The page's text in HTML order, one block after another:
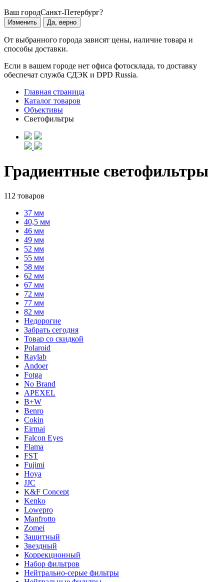
Ваш городСанкт-Петербург?
Изменить Да, верно
От выбранного города зависят цены, наличие товара и
способы доставки.
Если в вашем городе нет офиса фотосклада, то доставку
обеспечат служба СДЭК и DPD Russia.
Главная страница
Каталог товаров
Объективы
Светофильтры
Градиентные светофильтры
112 товаров
37 мм
40,5 мм
46 мм
49 мм
52 мм
55 мм
58 мм
62 мм
67 мм
72 мм
77 мм
82 мм
Недорогие
Забрать сегодня
Товар со скидкой
Polaroid
Raylab
Andoer
Fotga
No Brand
APEXEL
B+W
Benro
Cokin
Eirmai
Falcon Eyes
Flama
FST
Fujimi
Hoya
JJC
K&F Concept
Kenko
Lowepro
Manfrotto
Zomei
Защитный
Звездный
Коррекционный
Набор фильтров
Нейтрально-серые фильтры